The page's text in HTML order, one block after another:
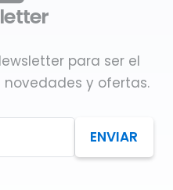
para ser el
y ofertas.
ENVIAR